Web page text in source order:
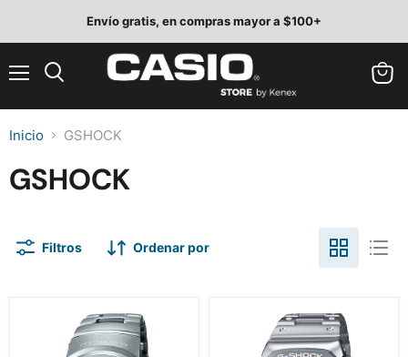
Envío gratis, en compras mayor a $100+
Inicio GSHOCK
GSHOCK
Filtros Ordenar por